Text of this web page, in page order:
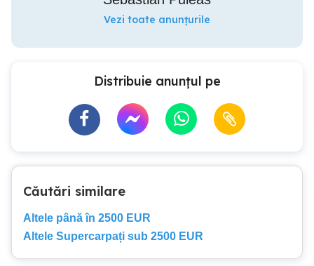
Vezi toate anunțurile
Distribuie anunțul pe
Căutări similare
Altele până în 2500 EUR
Altele Supercarpați sub 2500 EUR